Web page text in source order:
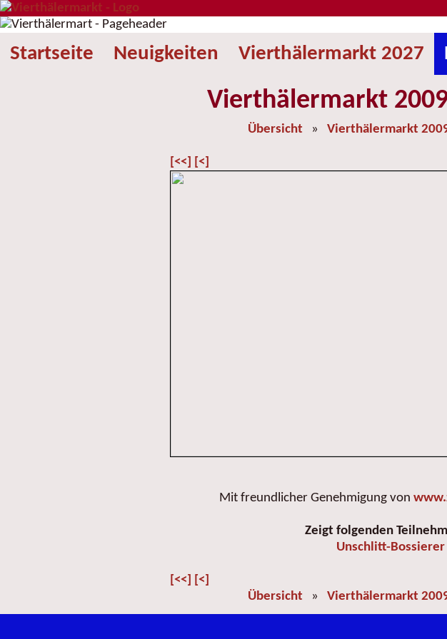
Startseite Neuigkeiten Vierthälermarkt 2027
Vierthälermarkt
Übersicht » Vierthälermarkt
[<<] [<]
Mit freundlicher Genehmigung von
Zeigt folgenden
Unschlitt-Bossierer
[<<] [<]
Übersicht » Vierthälermarkt